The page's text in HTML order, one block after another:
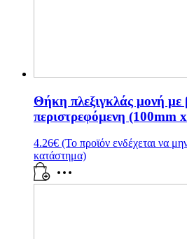
Θήκη πλεξιγκλάς μονή με
περιστρεφόμενη (100mm
4.26€ (Το προϊόν ενδέχεται να
κατάστημα)